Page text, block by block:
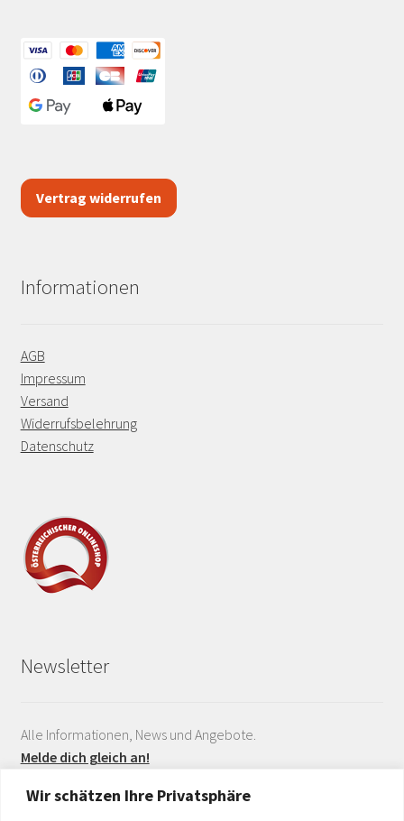
Wir schätzen Ihre Privatsphäre
Vertrag widerrufen
Informationen
AGB
Impressum
Versand
Widerrufsbelehrung
Datenschutz
Newsletter
Alle Informationen, News und Angebote.
Melde dich gleich an!